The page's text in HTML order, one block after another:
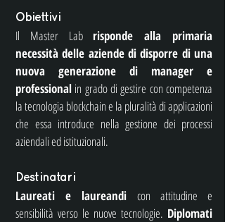
Obiettivi
Il Master Lab risponde alla primaria
necessità delle aziende di disporre di una
nuova generazione di manager e
professional in grado di gestire con competenza
la tecnologia blockchain e la pluralità di applicazioni
che essa introduce nella gestione dei processi
aziendali ed istituzionali.
Destinatari
Laureati e laureandi con attitudine e
sensibilità verso le nuove tecnologie. Diplomati